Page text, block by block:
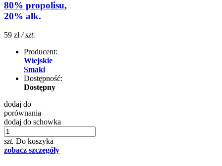
80% propolisu,
20% alk.
59 zł / szt.
Producent:
Wiejskie
Smaki
Dostępność:
Dostępny
dodaj do
porównania
dodaj do schowka
szt. Do koszyka
zobacz szczegóły